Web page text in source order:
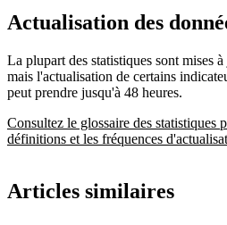
Actualisation des
La plupart des statistiques sont mises
mais l'actualisation de certains
peut prendre jusqu'à 48 heures.
Consultez le glossaire des statistiques
définitions et les fréquences
Articles similaires